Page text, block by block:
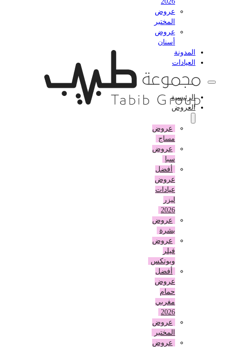
عروض
المختبر
عروض
أسنان
المدونة
العيادات
الرئيسية
العروض
عروض
مساج
عروض
أفضل
عروض
عيادات
عروض
بشرة
عروض
وبوتكس
أفضل
عروض
حمام
مغربي
عروض
المختبر
عروض